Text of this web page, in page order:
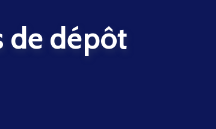
de dépôt